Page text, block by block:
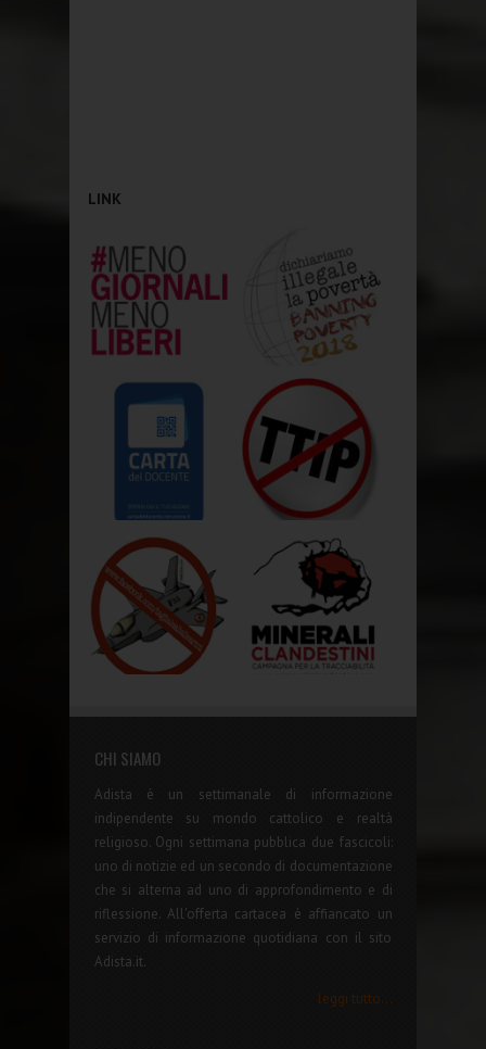
LINK
CHI SIAMO
Adista è un settimanale di informazione
indipendente su mondo cattolico e realtà
religioso. Ogni settimana pubblica due fascicoli:
uno di notizie ed un secondo di documentazione
che si alterna ad uno di approfondimento e di
riflessione. All'offerta cartacea è affiancato un
servizio di informazione quotidiana con il sito
Adista.it.
leggi tutto...